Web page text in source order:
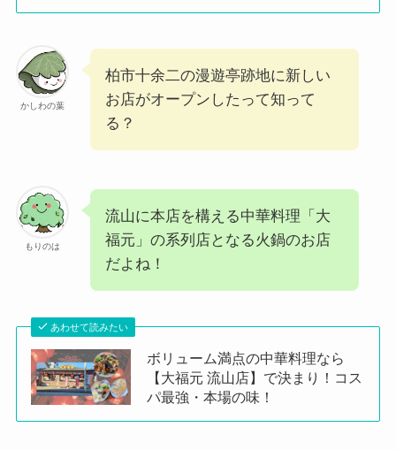
かしわの葉
柏市十余二の漫遊亭跡地に新しい
お店がオープンしたって知って
る？
もりのは
流山に本店を構える中華料理「大
福元」の系列店となる火鍋のお店
だよね！
あわせて読みたい
ボリューム満点の中華料理なら
【大福元 流山店】で決まり！コス
パ最強・本場の味！